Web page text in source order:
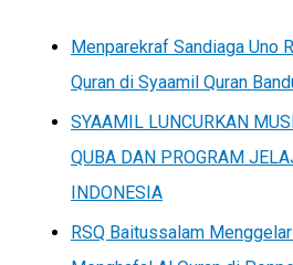
Menparekraf Sandiaga Uno
Quran di Syaamil Quran
SYAAMIL LUNCURKAN
QUBA DAN PROGRAM
INDONESIA
RSQ Baitussalam